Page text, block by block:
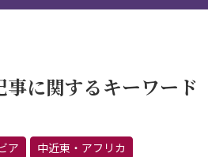
事に関するキーワード
ア 中近東・アフリカ